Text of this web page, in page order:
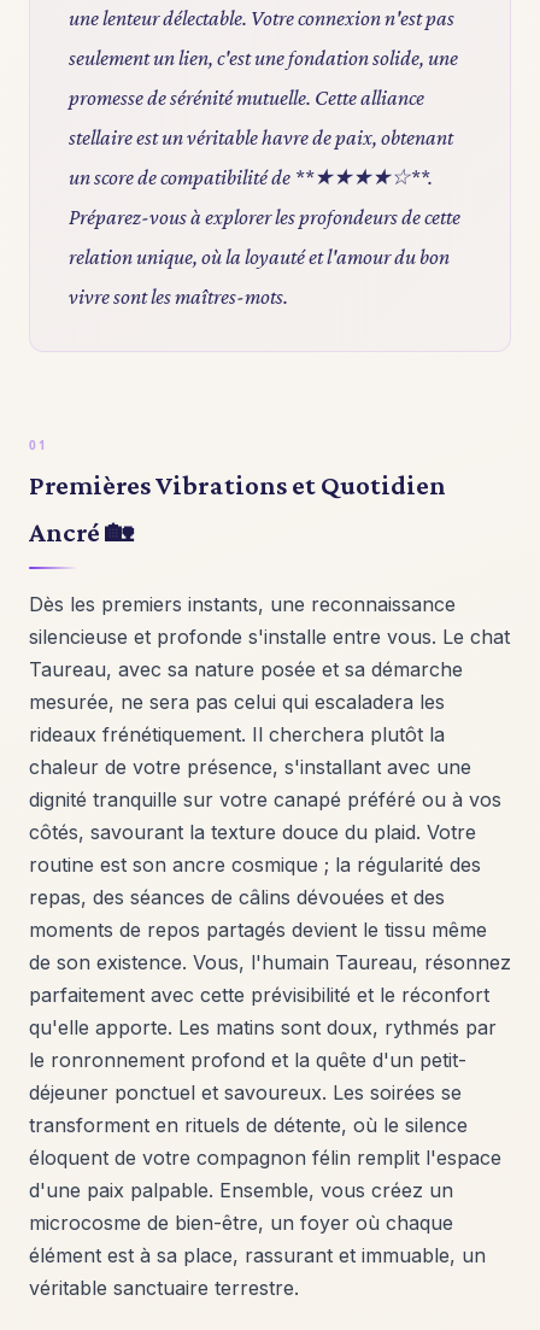
une lenteur délectable. Votre connexion n'est pas
seulement un lien, c'est une fondation solide, une
promesse de sérénité mutuelle. Cette alliance
stellaire est un véritable havre de paix, obtenant
un score de compatibilité de **★★★★☆**.
Préparez-vous à explorer les profondeurs de cette
relation unique, où la loyauté et l'amour du bon
vivre sont les maîtres-mots.
Premières Vibrations et Quotidien
Ancré 🏡
Dès les premiers instants, une reconnaissance
silencieuse et profonde s'installe entre vous. Le chat
Taureau, avec sa nature posée et sa démarche
mesurée, ne sera pas celui qui escaladera les
rideaux frénétiquement. Il cherchera plutôt la
chaleur de votre présence, s'installant avec une
dignité tranquille sur votre canapé préféré ou à vos
côtés, savourant la texture douce du plaid. Votre
routine est son ancre cosmique ; la régularité des
repas, des séances de câlins dévouées et des
moments de repos partagés devient le tissu même
de son existence. Vous, l'humain Taureau, résonnez
parfaitement avec cette prévisibilité et le réconfort
qu'elle apporte. Les matins sont doux, rythmés par
le ronronnement profond et la quête d'un petit-
déjeuner ponctuel et savoureux. Les soirées se
transforment en rituels de détente, où le silence
éloquent de votre compagnon félin remplit l'espace
d'une paix palpable. Ensemble, vous créez un
microcosme de bien-être, un foyer où chaque
élément est à sa place, rassurant et immuable, un
véritable sanctuaire terrestre.